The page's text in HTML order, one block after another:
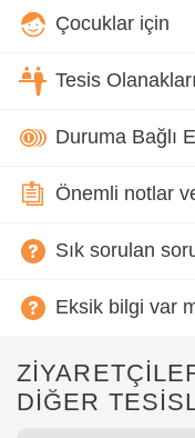
Çocuklar için
Tesis Olanakları
Duruma Bağlı
Önemli notlar
Sık sorulan
Eksik bilgi var
DİĞER